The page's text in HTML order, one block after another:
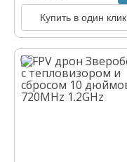
Купить в один клик